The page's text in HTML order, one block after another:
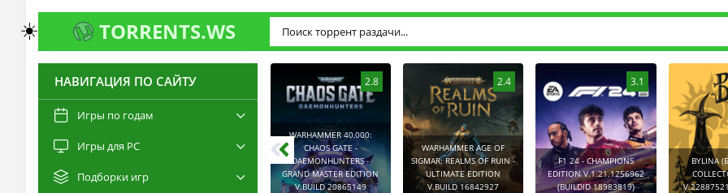
TORRENTS.WS
НАВИГАЦИЯ ПО САЙТУ
Игры по годам
Игры для PC
Подборки игр
3.0
RESIDENT EVIL 9:
REQUIEM - DELUXE
EDITION V.BUILD
2.8
WARHAMMER 40,000:
CHAOS GATE -
DAEMONHUNTERS -
GRAND MASTER EDITION
V.BUILD 20865149
2.4
WARHAMMER AGE OF
SIGMAR: REALMS OF RUIN -
ULTIMATE EDITION
V.BUILD 16842927
3.1
F1 24 - CHAMPIONS
EDITION V.1.21.1256962
(BUILDID 18983819)
BYLINA
☀️